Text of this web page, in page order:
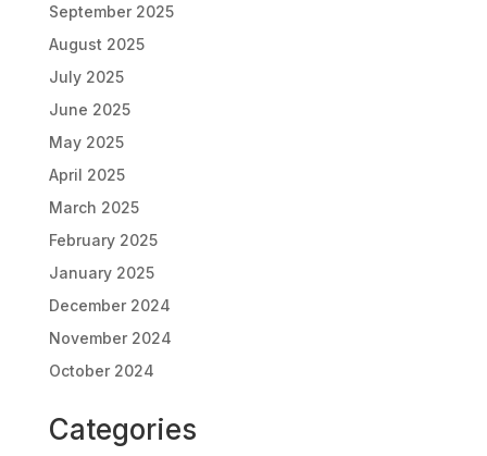
September 2025
August 2025
July 2025
June 2025
May 2025
April 2025
March 2025
February 2025
January 2025
December 2024
November 2024
October 2024
Categories